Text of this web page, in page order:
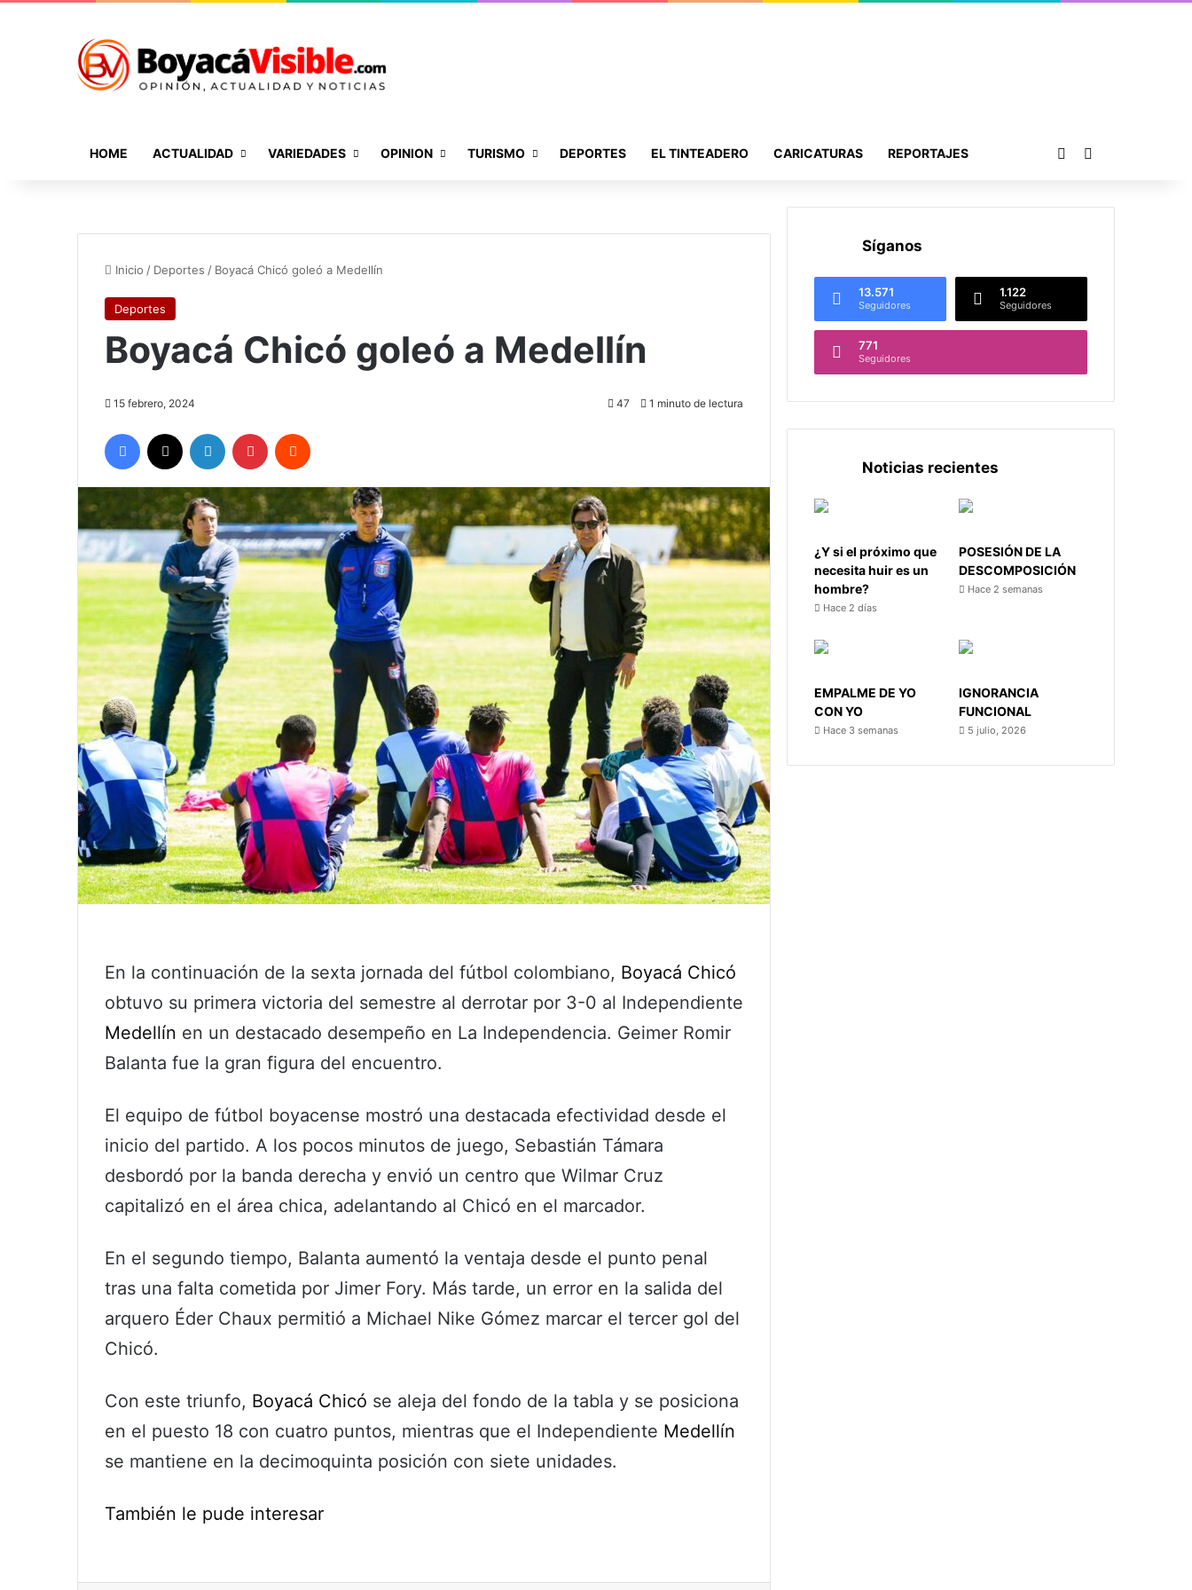
HOME ACTUALIDAD VARIEDADES OPINION TURISMO DEPORTES EL TINTEADERO CARICATURAS REPORTAJES Publicación al azar
Inicio / Deportes / Boyacá Chicó goleó a Medellín
Deportes
Boyacá Chicó goleó a Medellín
15 febrero, 2024 47 1 minuto de lectura
Facebook LinkedIn Pinterest
En la continuación de la sexta jornada del fútbol colombiano, Boyacá Chicó
obtuvo su primera victoria del semestre al derrotar por 3-0 al Independiente
Medellín en un destacado desempeño en La Independencia. Geimer Romir
Balanta fue la gran figura del encuentro.
El equipo de fútbol boyacense mostró una destacada efectividad desde el
inicio del partido. A los pocos minutos de juego, Sebastián Támara
desbordó por la banda derecha y envió un centro que Wilmar Cruz
capitalizó en el área chica, adelantando al Chicó en el marcador.
En el segundo tiempo, Balanta aumentó la ventaja desde el punto penal
tras una falta cometida por Jimer Fory. Más tarde, un error en la salida del
arquero Éder Chaux permitió a Michael Nike Gómez marcar el tercer gol del
Chicó.
Con este triunfo, Boyacá Chicó se aleja del fondo de la tabla y se posiciona
en el puesto 18 con cuatro puntos, mientras que el Independiente Medellín
se mantiene en la decimoquinta posición con siete unidades.
También le pude interesar
Síganos
13.571
Seguidores
1.122
Seguidores
771
Seguidores
Noticias recientes
¿Y si el próximo que
necesita huir es un
hombre?
Hace 2 días
POSESIÓN DE LA
DESCOMPOSICIÓN
Hace 2 semanas
EMPALME DE YO
CON YO
Hace 3 semanas
IGNORANCIA
FUNCIONAL
5 julio, 2026